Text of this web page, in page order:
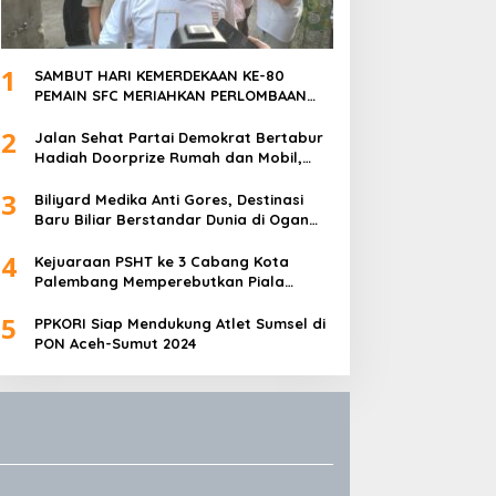
1
SAMBUT HARI KEMERDEKAAN KE-80
PEMAIN SFC MERIAHKAN PERLOMBAAN
2
Jalan Sehat Partai Demokrat Bertabur
Hadiah Doorprize Rumah dan Mobil,
3
Biliyard Medika Anti Gores, Destinasi
Baru Biliar Berstandar Dunia di Ogan
4
Kejuaraan PSHT ke 3 Cabang Kota
Palembang Memperebutkan Piala
5
PPKORI Siap Mendukung Atlet Sumsel di
PON Aceh-Sumut 2024